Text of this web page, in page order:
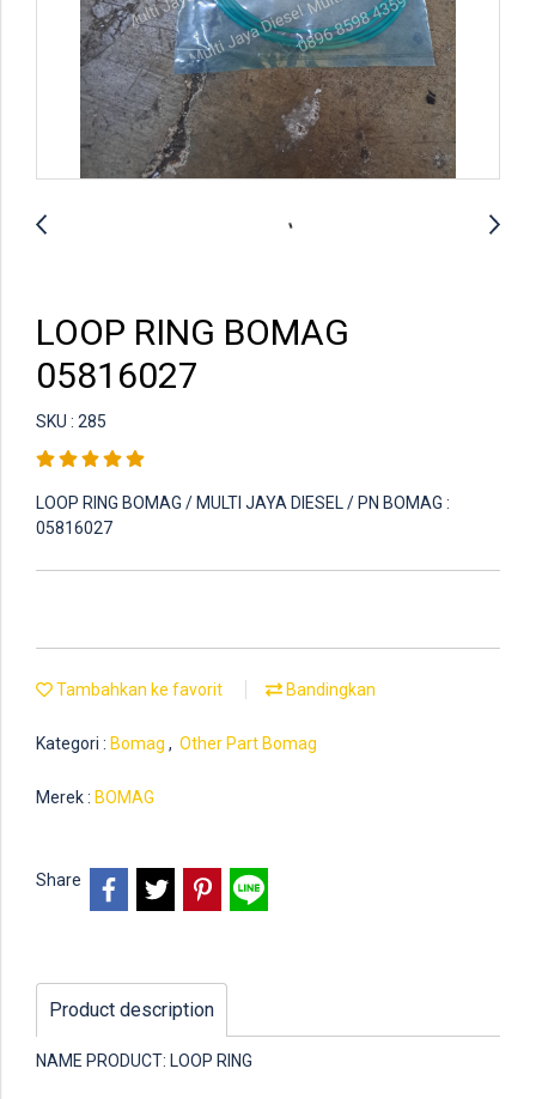
LOOP RING BOMAG
05816027
SKU : 285
LOOP RING BOMAG / MULTI JAYA DIESEL / PN BOMAG :
05816027
Tambahkan ke favorit Bandingkan
Kategori : Bomag , Other Part Bomag
Merek : BOMAG
Share
Product description
NAME PRODUCT: LOOP RING